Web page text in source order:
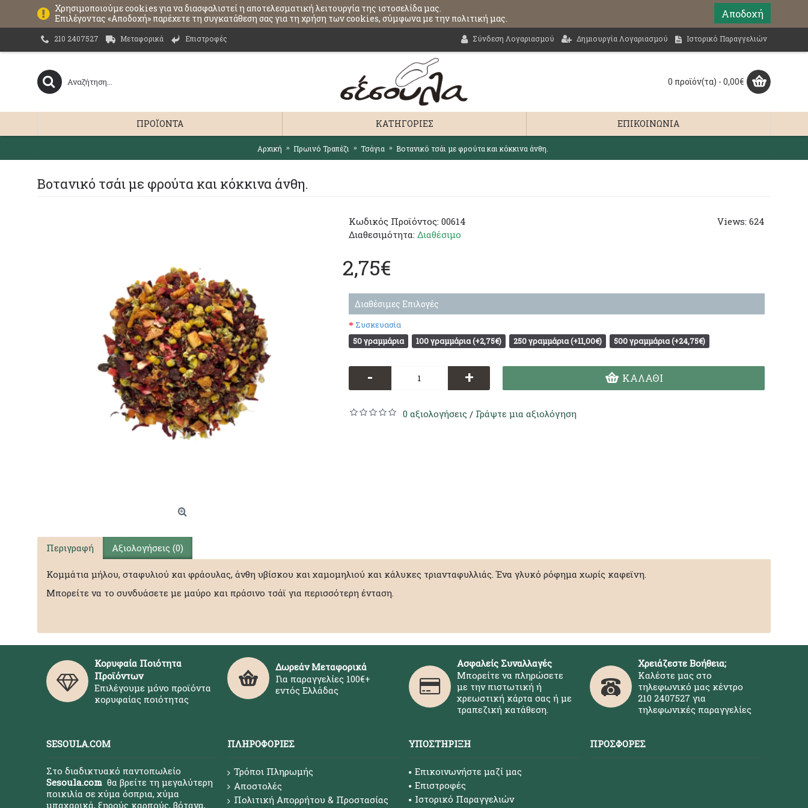
Χρησιμοποιούμε cookies για να διασφαλιστεί η αποτελεσματική λειτουργία της ιστοσελίδα μας.
Επιλέγοντας «Αποδοχή» παρέχετε τη συγκατάθεση σας για τη χρήση των cookies, σύμφωνα με την πολιτική μας.
Αποδοχή
210 2407527 Μεταφορικά Επιστροφές Σύνδεση Λογαριασμού Δημιουργία Λογαριασμού Ιστορικό Παραγγελιών
0 προϊόν(τα) - 0,00€
ΠΡΟΪΌΝΤΑ ΚΑΤΗΓΟΡΊΕΣ ΕΠΙΚΟΙΝΩΝΊΑ
Αρχική Πρωινό Τραπέζι Τσάγια Βοτανικό τσάι με φρούτα και κόκκινα άνθη.
Βοτανικό τσάι με φρούτα και κόκκινα άνθη.
Views: 624
Κωδικός Προϊόντος: 00614
Διαθεσιμότητα: Διαθέσιμο
2,75€
Διαθέσιμες Επιλογές
Συσκευασία
50 γραμμάρια
100 γραμμάρια (+2,75€) 250 γραμμάρια (+11,00€) 500 γραμμάρια (+24,75€)
- + ΚΑΛΆΘΙ
0 αξιολογήσεις / Γράψτε μια αξιολόγηση
Περιγραφή Αξιολογήσεις (0)
Κομμάτια μήλου, σταφυλιού και φράουλας, άνθη υβίσκου και χαμομηλιού και κάλυκες τριανταφυλλιάς. Ένα γλυκό ρόφημα χωρίς καφεϊνη.
Μπορείτε να το συνδυάσετε με μαύρο και πράσινο τσάϊ για περισσότερη ένταση.
Κορυφαία Ποιότητα
Προϊόντων
Επιλέγουμε μόνο προϊόντα
κορυφαίας ποιότητας
Δωρεάν Μεταφορικά
Για παραγγελίες 100€+
εντός Ελλάδας
Ασφαλείς Συναλλαγές
Μπορείτε να πληρώσετε
με την πιστωτική ή
χρεωστική κάρτα σας ή με
τραπεζική κατάθεση.
Χρειάζεστε Βοήθεια;
Καλέστε μας στο
τηλεφωνικό μας κέντρο
210 2407527 για
τηλεφωνικές παραγγελίες
SESOULA.COM
Στο διαδικτυακό παντοπωλείο
Sesoula.com θα βρείτε τη μεγαλύτερη
ποικιλία σε χύμα όσπρια, χύμα
μπαχαρικά, ξηρούς καρπούς, βότανα,
ΠΛΗΡΟΦΟΡΊΕΣ
Τρόποι Πληρωμής
Αποστολές
Πολιτική Απορρήτου & Προστασίας
ΥΠΟΣΤΉΡΙΞΗ
Επικοινωνήστε μαζί μας
Επιστροφές
Ιστορικό Παραγγελιών
ΠΡΟΣΦΟΡΈΣ